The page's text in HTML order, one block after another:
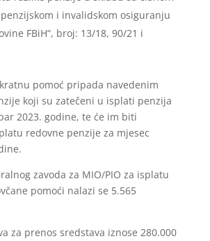
i invalidskom osiguranju
FBiH“, broj: 13/18, 90/21 i
pomoć pripada navedenim
koji su zatečeni u isplati penzija
2023. godine, te će im biti
redovne penzije za mjesec
zavoda za MIO/PIO za isplatu
pomoći nalazi se 5.565
za prenos sredstava iznose 280.000